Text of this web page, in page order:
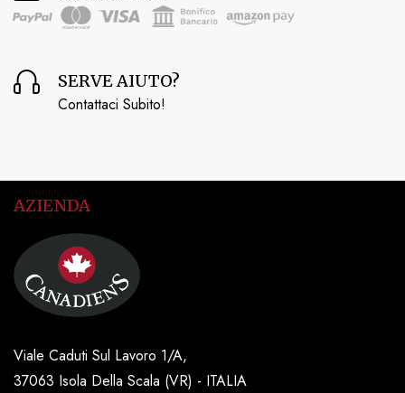
SERVE AIUTO?
Contattaci Subito!
AZIENDA
Viale Caduti Sul Lavoro 1/A,
37063 Isola Della Scala (VR) - ITALIA